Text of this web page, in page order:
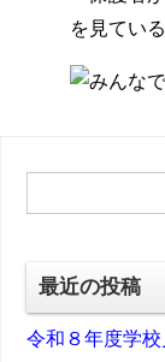
最近の投稿
令和８年度学